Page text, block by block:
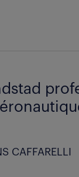
CAFFARELLI